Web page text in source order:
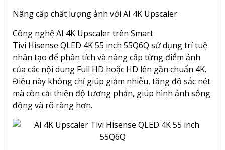
Nâng cấp chất lượng ảnh với AI 4K Upscaler
Công nghệ AI 4K Upscaler trên Smart
Tivi Hisense QLED 4K 55 inch 55Q6Q sử dụng trí tuệ
nhân tạo để phân tích và nâng cấp từng điểm ảnh
của các nội dung Full HD hoặc HD lên gần chuẩn 4K.
Điều này không chỉ giúp giảm nhiễu, tăng độ sắc nét
mà còn cải thiện độ tương phản, giúp hình ảnh sống
động và rõ ràng hơn.